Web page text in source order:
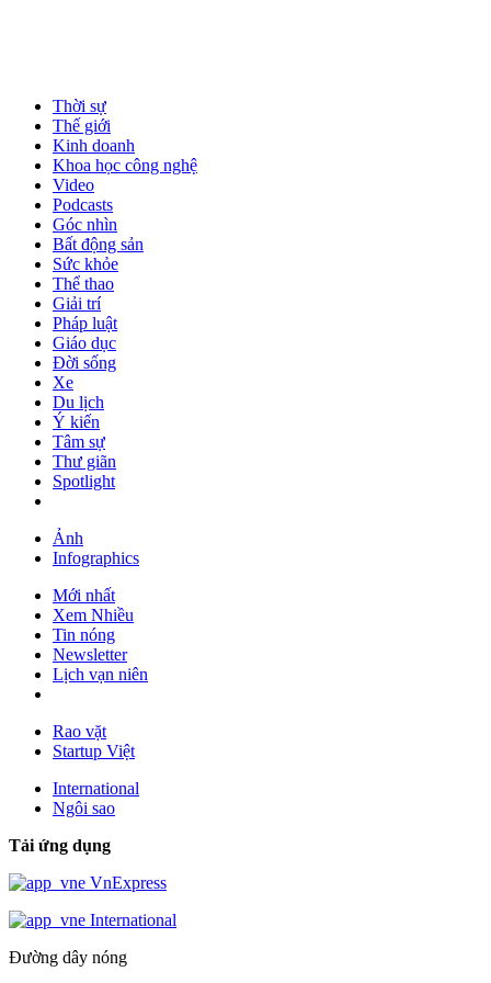
Thời sự
Thế giới
Kinh doanh
Khoa học công nghệ
Video
Podcasts
Góc nhìn
Bất động sản
Sức khỏe
Thể thao
Giải trí
Pháp luật
Giáo dục
Đời sống
Xe
Du lịch
Ý kiến
Tâm sự
Thư giãn
Spotlight
Ảnh
Infographics
Mới nhất
Xem Nhiều
Tin nóng
Newsletter
Lịch vạn niên
Rao vặt
Startup Việt
International
Ngôi sao
Tải ứng dụng
VnExpress
International
Đường dây nóng